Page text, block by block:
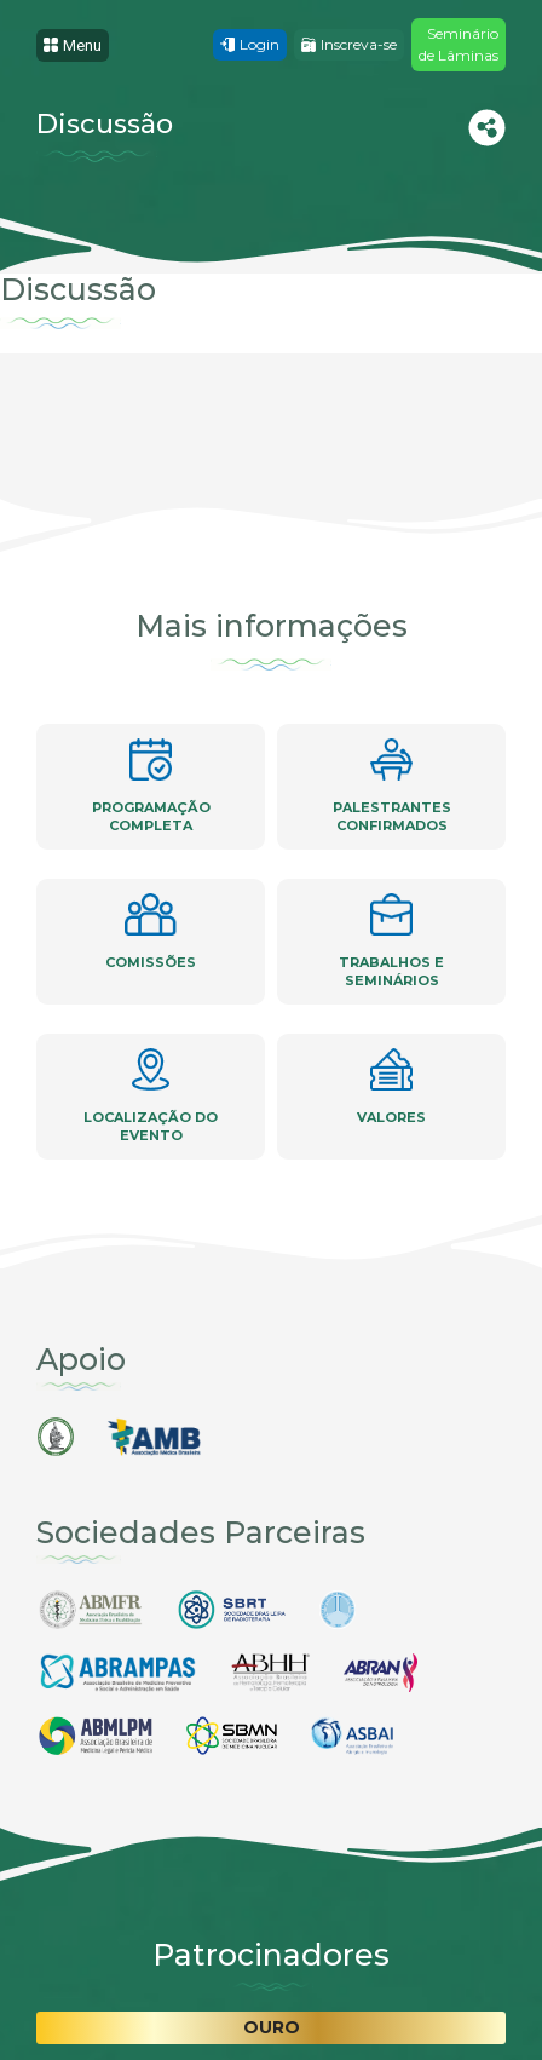
Discussão
Menu Login Inscreva-se
Seminário
de Lâminas
Discussão
Mais informações
PROGRAMAÇÃO
COMPLETA
PALESTRANTES
CONFIRMADOS
COMISSÕES
TRABALHOS E
SEMINÁRIOS
LOCALIZAÇÃO DO
EVENTO
VALORES
Apoio
Sociedades Parceiras
Patrocinadores
OURO